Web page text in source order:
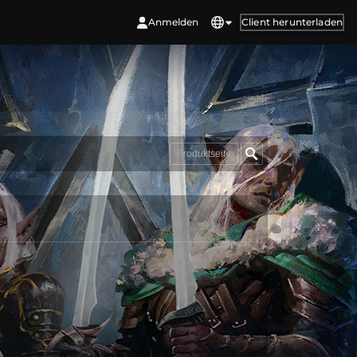
Anmelden Client herunterladen
Produktseite